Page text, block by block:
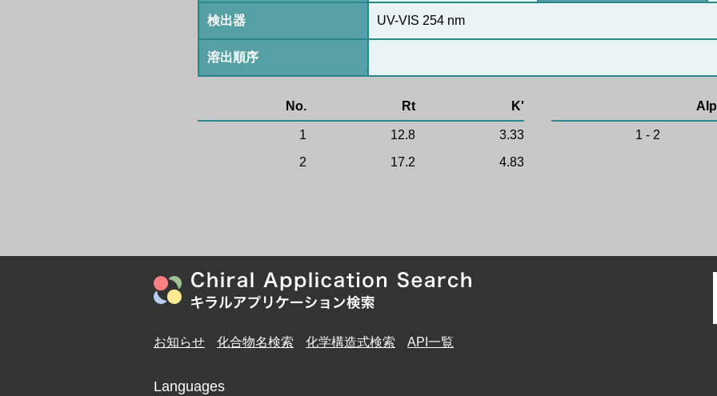
検出器 UV-VIS 254 nm
溶出順序
No. Rt K'
1 12.8
3.33
2
17.2 4.83
1 - 2
お知らせ 化合物名検索 化学構造式検索 API一覧
Languages